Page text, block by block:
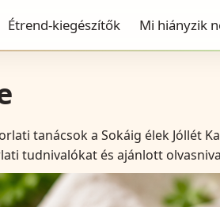
Étrend-kiegészítők Mi hiányzik
tanácsok a Sokáig élek Jóllét
tudnivalókat és ajánlott